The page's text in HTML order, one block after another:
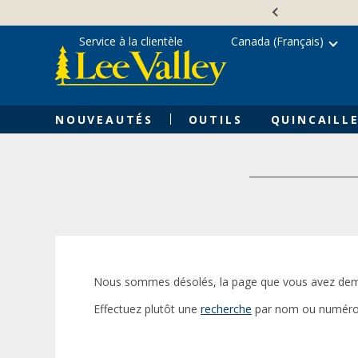
content
NOUVEAUTÉS OUTILS
Service à la clientèle Canada (Français)
Nous sommes désolés, la page que vous avez
Effectuez plutôt une recherche par nom ou